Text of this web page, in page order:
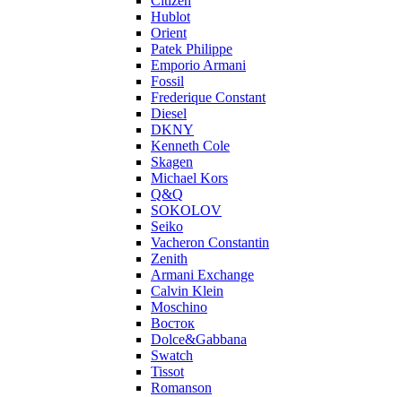
Hublot
Orient
Patek Philippe
Emporio Armani
Fossil
Frederique Constant
Diesel
DKNY
Kenneth Cole
Skagen
Michael Kors
Q&Q
SOKOLOV
Seiko
Vacheron Constantin
Zenith
Armani Exchange
Calvin Klein
Moschino
Восток
Dolce&Gabbana
Swatch
Tissot
Romanson